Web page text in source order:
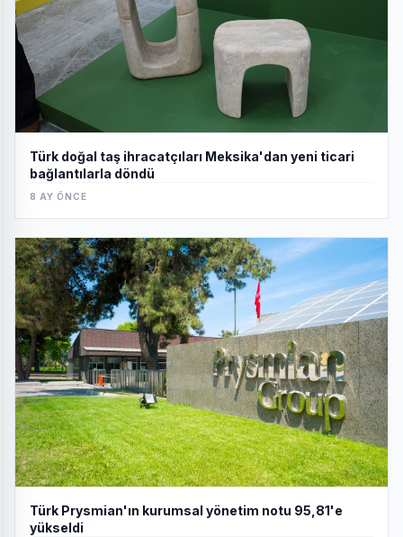
Türk doğal taş ihracatçıları Meksika'dan yeni ticari
bağlantılarla döndü
8 AY ÖNCE
Türk Prysmian'ın kurumsal yönetim notu 95,81'e
yükseldi